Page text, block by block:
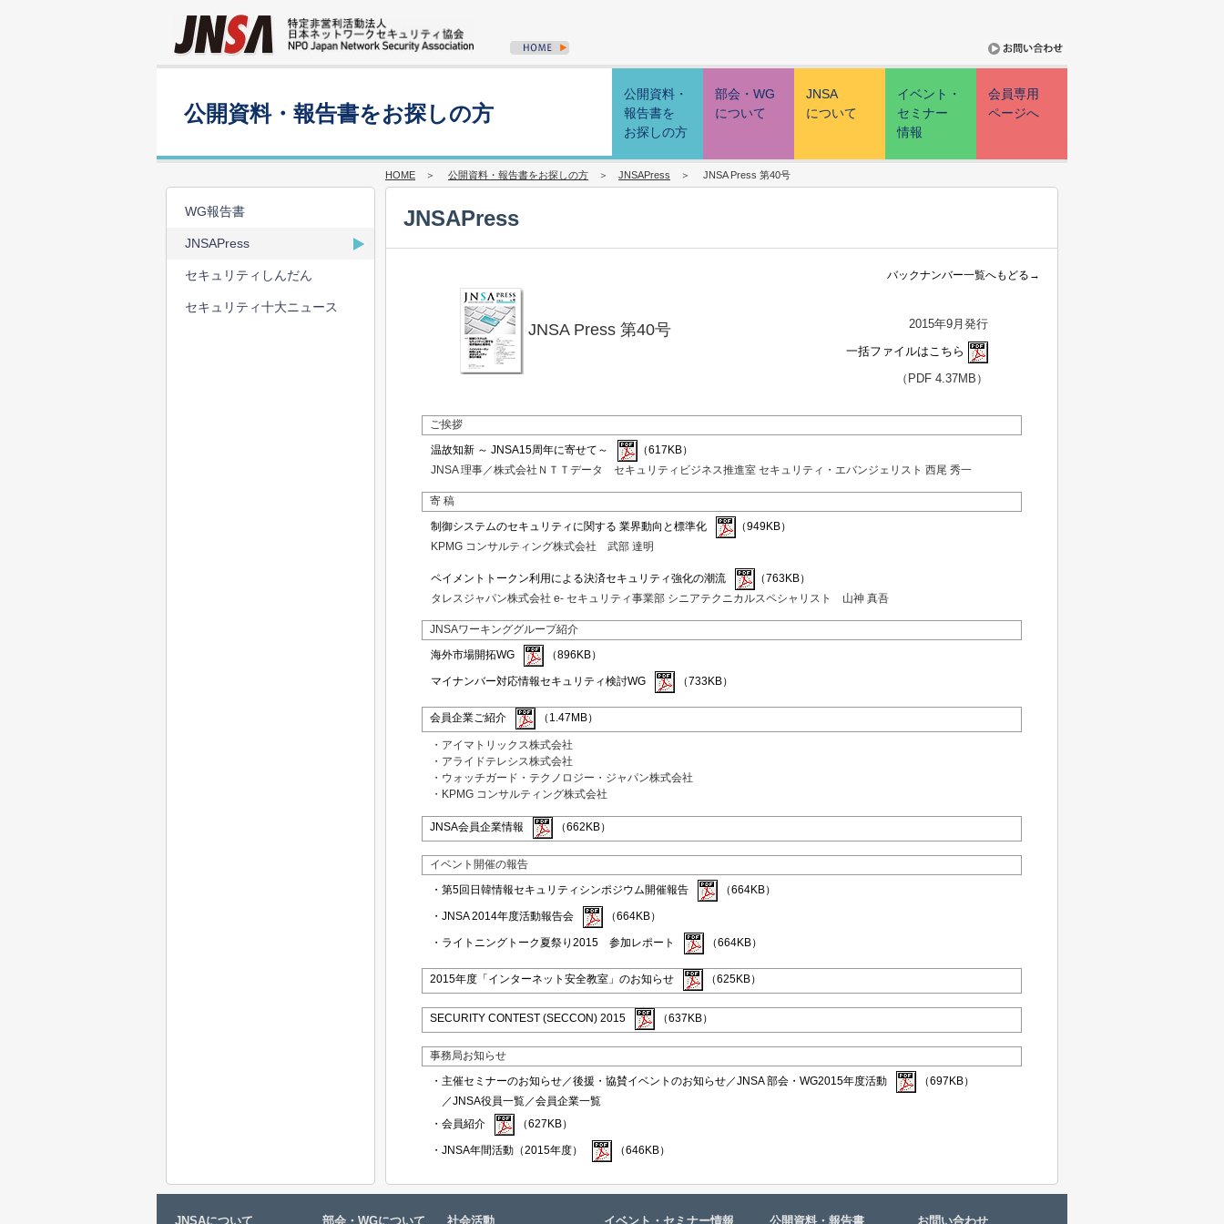
公開資料・報告書をお探しの方
公開資料・
報告書を
お探しの方
部会・WG
について
JNSA
について
イベント・
セミナー
情報
会員専用
ページへ
HOME ＞ 公開資料・報告書をお探しの方 ＞ JNSAPress ＞ JNSA Press 第40号
JNSAPress
バックナンバー一覧へもどる→
JNSA Press 第40号
2015年9月発行
一括ファイルはこちら
（PDF 4.37MB）
ご挨拶
温故知新 ～ JNSA15周年に寄せて～
（617KB）
JNSA 理事／株式会社ＮＴＴデータ セキュリティビジネス推進室 セキュリティ・エバンジェリスト 西尾 秀一
寄 稿
制御システムのセキュリティに関する 業界動向と標準化
（949KB）
KPMG コンサルティング株式会社 武部 達明
ペイメントトークン利用による決済セキュリティ強化の潮流
（763KB）
タレスジャパン株式会社 e- セキュリティ事業部 シニアテクニカルスペシャリスト 山神 真吾
JNSAワーキンググループ紹介
海外市場開拓WG （896KB）
マイナンバー対応情報セキュリティ検討WG （733KB）
会員企業ご紹介 （1.47MB）
・アイマトリックス株式会社
・アライドテレシス株式会社
・ウォッチガード・テクノロジー・ジャパン株式会社
・KPMG コンサルティング株式会社
JNSA会員企業情報 （662KB）
イベント開催の報告
・第5回日韓情報セキュリティシンポジウム開催報告 （664KB）
・JNSA 2014年度活動報告会 （664KB）
・ライトニングトーク夏祭り2015 参加レポート （664KB）
2015年度「インターネット安全教室」のお知らせ （625KB）
SECURITY CONTEST (SECCON) 2015 （637KB）
事務局お知らせ
・主催セミナーのお知らせ／後援・協賛イベントのお知らせ／JNSA 部会・WG2015年度活動
（697KB）
／JNSA役員一覧／会員企業一覧
・会員紹介
（627KB）
・JNSA年間活動（2015年度） （646KB）
WG報告書
JNSAPress
セキュリティしんだん
セキュリティ十大ニュース
JNSAについて 部会・WGについて 社会活動 イベント・セミナー情報 公開資料・報告書 お問い合わせ